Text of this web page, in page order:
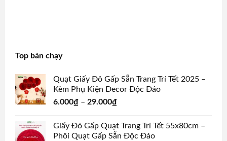
Top bán chạy
Quạt Giấy Đỏ Gấp Sẵn Trang Trí Tết 2025 –
Kèm Phụ Kiện Decor Độc Đáo
6.000₫ – 29.000₫
Giấy Đỏ Gấp Quạt Trang Trí Tết 55x80cm –
Phôi Quạt Gấp Sẵn Độc Đáo